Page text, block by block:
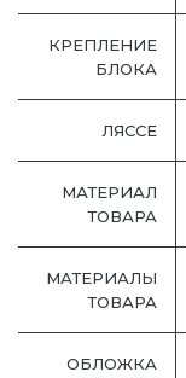
КРЕПЛЕНИЕ
БЛОКА
ЛЯССЕ
МАТЕРИАЛ
ТОВАРА
МАТЕРИАЛЫ
ТОВАРА
ОБЛОЖКА